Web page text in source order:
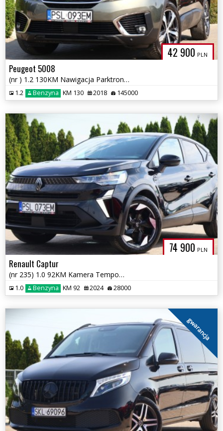
42 900 PLN
Peugeot 5008
(nr ) 1.2 130KM Nawigacja Parktronik Tempomat Panorama Gwarancja!!!
1.2 Benzyna KM 130 2018 145000
74 900 PLN
Renault Captur
(nr 235) 1.0 92KM Kamera Tempomat Parktronik Gwarancja!!!
1.0 Benzyna KM 92 2024 28000
gwarancja